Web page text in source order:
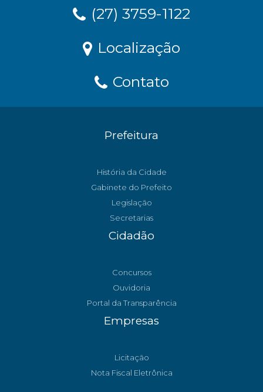
(27) 3759-1122
Localização
Contato
Prefeitura
História da Cidade
Gabinete do Prefeito
Legislação
Secretarias
Cidadão
Concursos
Ouvidoria
Portal da Transparência
Empresas
Licitação
Nota Fiscal Eletrônica